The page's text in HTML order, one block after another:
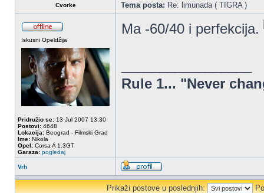
Cvorke Tema posta: Re: limunada ( TIGRA )
Iskusni Opeldžija
Pridružio se: 13 Jul 2007 13:30
Postovi: 4648
Lokacija: Beograd - Filmski Grad
Ime: Nikola
Opel: Corsa A 1.3GT
Garaza: pogledaj
Ma -60/40 i perfekcija.
Rule 1... "Never
Vrh
Prikaži postove u poslednjih: